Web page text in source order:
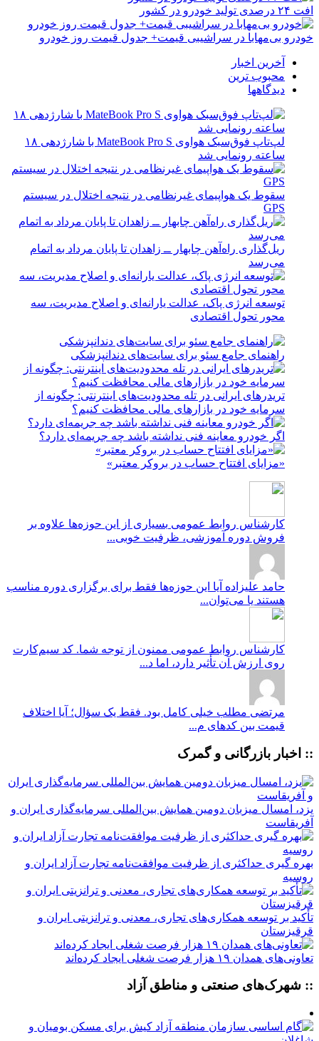
افت ۲۴ درصدی تولید خودرو در کشور
خودرو بی‌مهابا در سراشیبی قیمت+ جدول قیمت روز خودرو
آخرین اخبار
محبوب ترین
دیدگاهها
لپ‌تاپ فوق‌سبک هواوی MateBook Pro S با شارژدهی ۱۸
ساعته رونمایی شد
سقوط یک هواپیمای غیرنظامی در نتیجه اختلال در سیستم‌
GPS
ریل‌گذاری راه‌آهن چابهار ــ زاهدان تا پایان مرداد به اتمام
می‌رسد
توسعه انرژی پاک، عدالت یارانه‌ای و اصلاح مدیریت، سه
محور تحول اقتصادی
راهنمای جامع سئو برای سایت‌های دندانپزشکی
تریدرهای ایرانی در تله محدودیت‌های اینترنتی: چگونه از
سرمایه خود در بازارهای مالی محافظت کنیم؟
اگر خودرو معاینه فنی نداشته باشد چه جریمه‌ای دارد؟
«مزایای افتتاح حساب در بروکر معتبر»
کارشناس روابط عمومی بسیاری از این حوزه‌ها علاوه بر
فروش دوره آموزشی، ظرفیت خوبی...
حامد علیزاده آیا این حوزه‌ها فقط برای برگزاری دوره مناسب
هستند یا می‌توان...
کارشناس روابط عمومی ممنون از توجه شما. کد سیم‌کارت
روی ارزش آن تأثیر دارد، اما د...
مرتضی مطلب خیلی کامل بود. فقط یک سؤال؛ آیا اختلاف
قیمت بین کدهای م...
:: اخبار بازرگانی و گمرک
یزد، امسال میزبان دومین همایش بین‌المللی سرمایه‌گذاری ایران و
آفریقاست
بهره گیری حداکثری از ظرفیت موافقت‌نامه تجارت آزاد ایران و
روسیه
تأکید بر توسعه همکاری‌های تجاری، معدنی و ترانزیتی ایران و
قرقیزستان
تعاونی‌های همدان ۱۹ هزار فرصت شغلی ایجاد کرده‌اند
:: شهرک‌های صنعتی و مناطق آزاد